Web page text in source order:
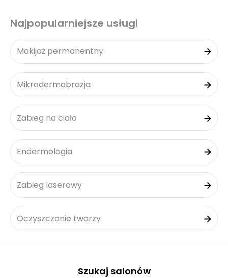
Najpopularniejsze usługi
Makijaż permanentny
Mikrodermabrazja
Zabieg na ciało
Endermologia
Zabieg laserowy
Oczyszczanie twarzy
Szukaj salonów